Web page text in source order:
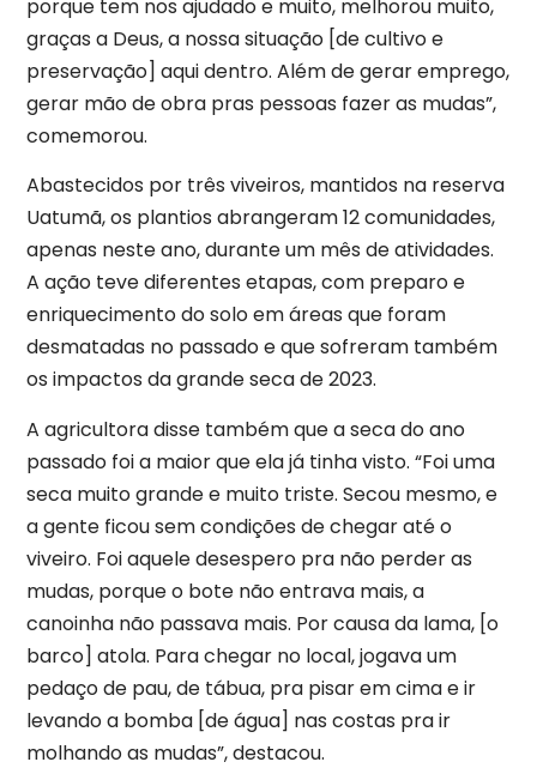
porque tem nos ajudado e muito, melhorou muito,
graças a Deus, a nossa situação [de cultivo e
preservação] aqui dentro. Além de gerar emprego,
gerar mão de obra pras pessoas fazer as mudas”,
comemorou.
Abastecidos por três viveiros, mantidos na reserva
Uatumã, os plantios abrangeram 12 comunidades,
apenas neste ano, durante um mês de atividades.
A ação teve diferentes etapas, com preparo e
enriquecimento do solo em áreas que foram
desmatadas no passado e que sofreram também
os impactos da grande seca de 2023.
A agricultora disse também que a seca do ano
passado foi a maior que ela já tinha visto. “Foi uma
seca muito grande e muito triste. Secou mesmo, e
a gente ficou sem condições de chegar até o
viveiro. Foi aquele desespero pra não perder as
mudas, porque o bote não entrava mais, a
canoinha não passava mais. Por causa da lama, [o
barco] atola. Para chegar no local, jogava um
pedaço de pau, de tábua, pra pisar em cima e ir
levando a bomba [de água] nas costas pra ir
molhando as mudas”, destacou.